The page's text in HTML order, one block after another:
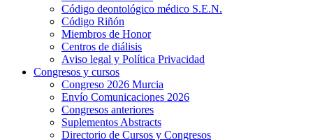
Código deontológico médico S.E.N.
Código Riñón
Miembros de Honor
Centros de diálisis
Aviso legal y Política Privacidad
Congresos y cursos
Congreso 2026 Murcia
Envío Comunicaciones 2026
Congresos anteriores
Suplementos Abstracts
Directorio de Cursos y Congresos